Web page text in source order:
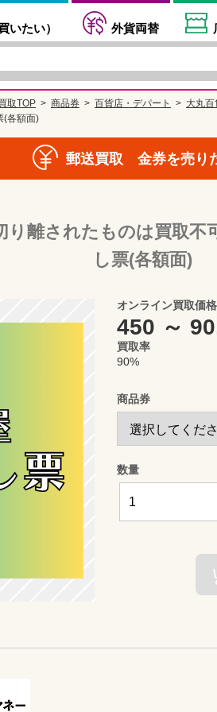
いたい） 外貨両替
取TOP 商品券 百貨店・デパート
大丸
(各額面)
郵送買取 金券を売り
り離されたものは買取
し票(各額面)
オンライン買取価格
450 ～
買取率
90%
商品券
数量